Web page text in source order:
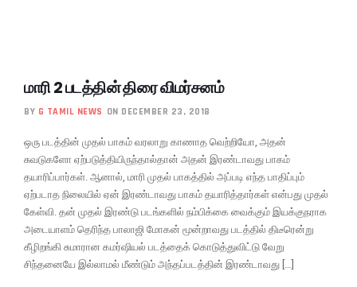
மாரி 2 படத்தின் திரை விமர்சனம்
BY G TAMIL NEWS ON DECEMBER 23, 2018
ஒரு படத்தின் முதல் பாகம் வரலாறு காணாத வெற்றியோ, அதன்
சுவடுகளோ ஏற்படுத்தியிருந்தால்தான் அதன் இரண்டாவது பாகம்
தயாரிப்பார்கள். ஆனால், மாரி முதல் பாகத்தில் அப்படி எந்த பாதிப்பும்
ஏற்படாத நிலையில் ஏன் இரண்டாவது பாகம் தயாரித்தார்கள் என்பது முதல்
கேள்வி. தன் முதல் இரண்டு படங்களில் நம்பிக்கை வைக்கும் இயக்குநராக
அடையாளம் தெரிந்த பாலாஜி மோகன் மூன்றாவது படத்தில் திடீரென்று
கீழிறங்கி சுமாரான கமர்ஷியல் படத்தைக் கொடுத்துவிட்டு வேறு
சிந்தனையே இல்லாமல் மீண்டும் அந்தப்படத்தின் இரண்டாவது […]